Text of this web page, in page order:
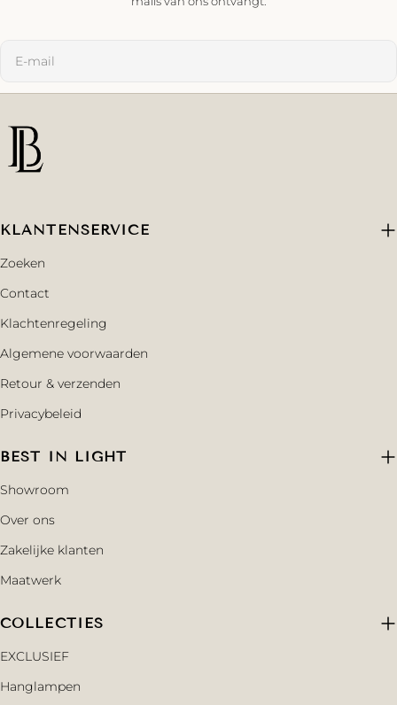
mail
KLANTENSERVICE
Zoeken
Contact
Klachtenregeling
Algemene voorwaarden
Retour & verzenden
Privacybeleid
BEST IN LIGHT
Showroom
Over ons
Zakelijke klanten
Maatwerk
COLLECTIES
EXCLUSIEF
Hanglampen